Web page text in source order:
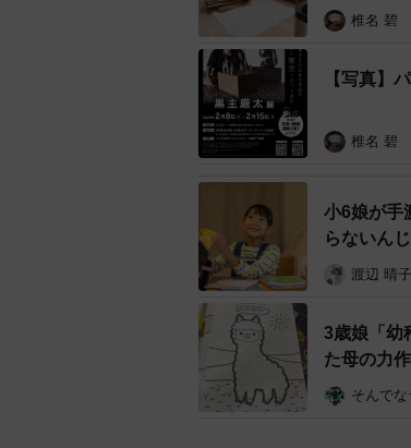
完成したあま
ーーダンボールのお家を
「きっかけはごく日常的
と言われた直後に、娘か
椎名 碧
【写真】
椎名 碧
小6娘が手
らないん
てる」
渡辺 晴子
3歳娘「幼
た母の力
そんで